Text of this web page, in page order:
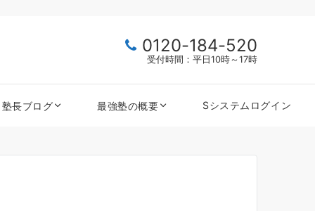
0120-184-520
受付時間：平日10時～17時
塾長ブログ 最強塾の概要 Sシステムログイン